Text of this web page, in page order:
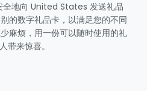
地向 United States 发送礼品
的数字礼品卡，以满足您的不同
麻烦，用一份可以随时使用的礼
带来惊喜。